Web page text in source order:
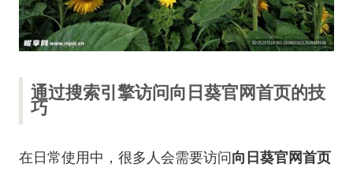
通过搜索引擎访问向日葵官网首页的技
巧
在日常使用中，很多人会需要访问 向日葵官网首页